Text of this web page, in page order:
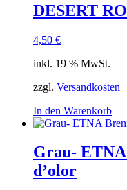
DESERT
4,50 €
inkl. 19 % MwSt.
zzgl. Versandkosten
In den Warenkorb
Grau-
d’olor